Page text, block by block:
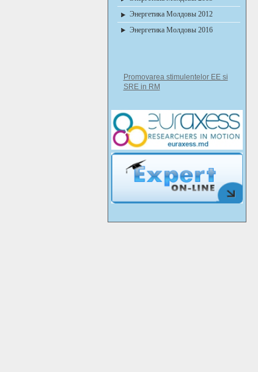
Энергетика Молдовы 2012
Энергетика Молдовы 2016
Promovarea stimulentelor EE si
SRE in RM